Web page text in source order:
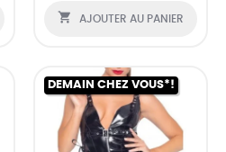
 AJOUTER AU PANIER
DEMAIN CHEZ VOUS*!